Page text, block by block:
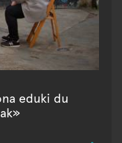
eduki du